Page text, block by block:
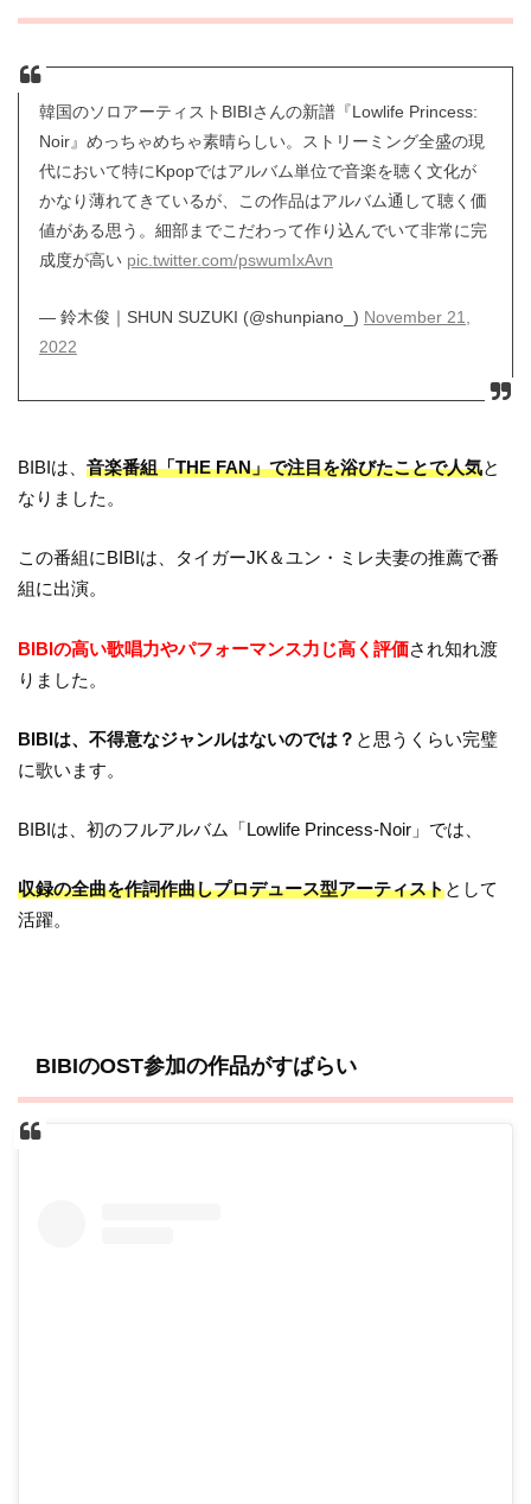
韓国のソロアーティストBIBIさんの新譜『Lowlife Princess:
Noir』めっちゃめちゃ素晴らしい。ストリーミング全盛の現
代において特にKpopではアルバム単位で音楽を聴く文化が
かなり薄れてきているが、この作品はアルバム通して聴く価
値がある思う。細部までこだわって作り込んでいて非常に完
成度が高い pic.twitter.com/pswumIxAvn
— 鈴木俊｜SHUN SUZUKI (@shunpiano_) November 21,
2022
BIBIは、音楽番組「THE FAN」で注目を浴びたことで人気と
なりました。
この番組にBIBIは、タイガーJK＆ユン・ミレ夫妻の推薦で番
組に出演。
BIBIの高い歌唱力やパフォーマンス力じ高く評価され知れ渡
りました。
BIBIは、不得意なジャンルはないのでは？ と思うくらい完璧
に歌います。
BIBIは、初のフルアルバム「Lowlife Princess-Noir」では、
収録の全曲を作詞作曲しプロデュース型アーティストとして
活躍。
BIBIのOST参加の作品がすばらい